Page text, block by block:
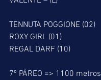
TENNUTA POGGIONE (02)
ROXY GIRL (01)
REGAL DARF (10)
7º PÁREO => 1100 metros